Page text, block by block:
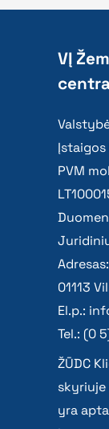
VĮ
PVM
01113
El.p.:
Tel.: (0
ŽŪDC
skyriuje
yra